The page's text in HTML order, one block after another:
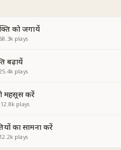
को जगायें
68.3kplays
बढ़ायें
plays
महसूस करें
12.8k plays
का सामना करें
12.2kplays